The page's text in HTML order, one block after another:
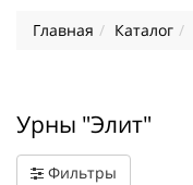
Главная Каталог
Урны "Элит"
Фильтры